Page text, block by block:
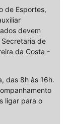
de Esportes,
devem
de
da Costa -
das 8h às 16h.
ligar para o